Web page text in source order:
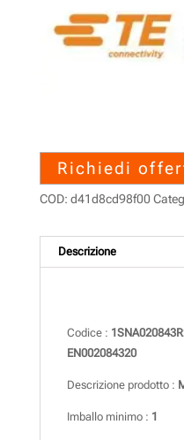
Richiedi
COD: d41d8cd98f00
Descrizione
Codice :
EN002084320
Descrizione prodotto :
Imballo minimo : 1